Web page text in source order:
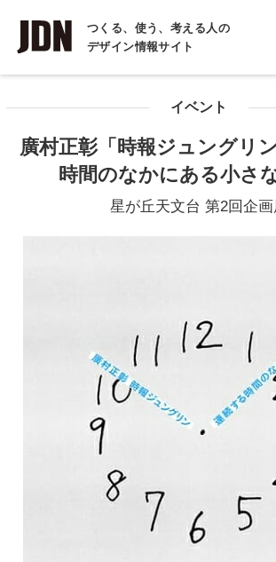
つくる、使う、考える人の
デザイン情報サイト
INTERVIEW
インタビュー
COLUMN
イベント
廣村正彰「時報ジュングリ
時間のなかにある小さな
星が丘天文台 第2回企画